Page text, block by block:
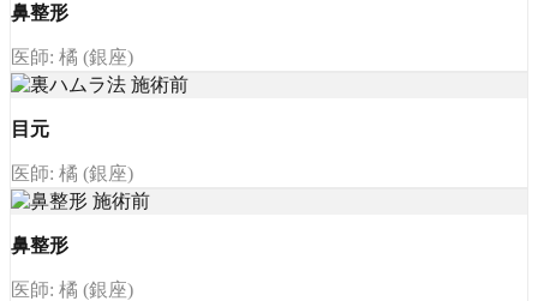
鼻整形
医師: 橘 (銀座)
目元
医師: 橘 (銀座)
鼻整形
医師: 橘 (銀座)